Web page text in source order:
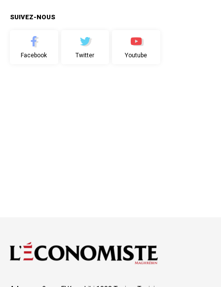
SUIVEZ-NOUS
Facebook Twitter Youtube